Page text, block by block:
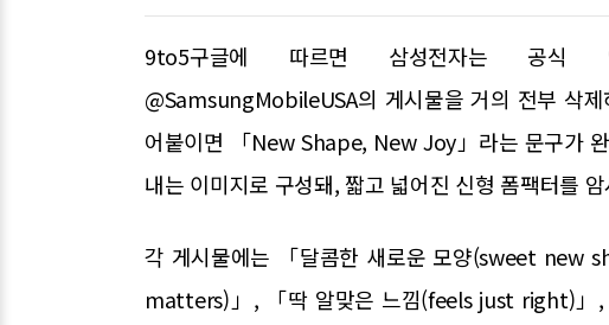
9to5구글에 따르면 삼성전자는 공식
@SamsungMobileUSA의 게시물을 거의 전부 삭
어붙이면 「New Shape, New Joy」라는 문구가
내는 이미지로 구성돼, 짧고 넓어진 신형 폼팩터를
각 게시물에는 「달콤한 새로운 모양(sweet
matters)」, 「딱 알맞은 느낌(feels just right)」